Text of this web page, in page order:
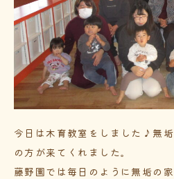
今日は木育教室をしました♪無
の方が来てくれました。
藤野園では毎日のように無垢の